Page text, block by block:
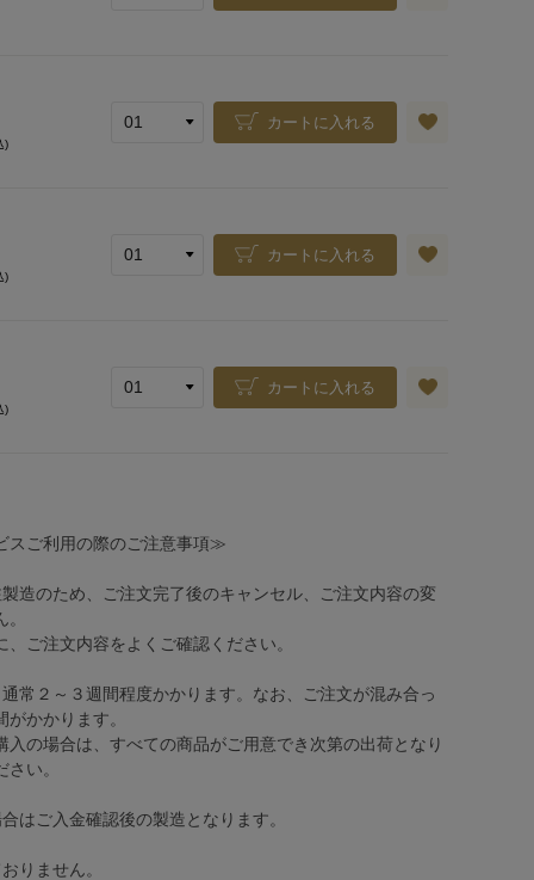
)
カートに入れる
)
カートに入れる
)
カートに入れる
スご利用の際のご注意事項≫
造のため、ご注文完了後のキャンセル、ご注文内容の変
ご注文内容をよくご確認ください。
常２～３週間程度かかります。なお、ご注文が混み合っ
かかります。
入の場合は、すべての商品がご用意でき次第の出荷となり
い。
はご入金確認後の製造となります。
りません。